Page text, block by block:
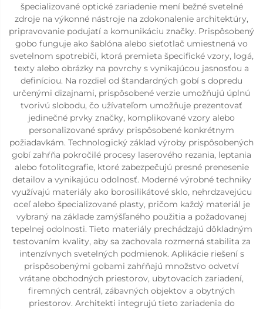
špecializované optické zariadenie mení bežné svetelné
zdroje na výkonné nástroje na zdokonalenie architektúry,
pripravovanie podujatí a komunikáciu značky. Prispôsobený
gobo funguje ako šablóna alebo sieťotlač umiestnená vo
svetelnom spotrebiči, ktorá premieta špecifické vzory, logá,
texty alebo obrázky na povrchy s vynikajúcou jasnosťou a
definíciou. Na rozdiel od štandardných gobí s dopredu
určenými dizajnami, prispôsobené verzie umožňujú úplnú
tvorivú slobodu, čo užívateľom umožňuje prezentovať
jedinečné prvky značky, komplikované vzory alebo
personalizované správy prispôsobené konkrétnym
požiadavkám. Technologický základ výroby prispôsobených
gobí zahŕňa pokročilé procesy laserového rezania, leptania
alebo fotolitografie, ktoré zabezpečujú presné prenesenie
detailov a vynikajúcu odolnosť. Moderné výrobné techniky
využívajú materiály ako borosilikátové sklo, nehrdzavejúcu
oceľ alebo špecializované plasty, pričom každý materiál je
vybraný na základe zamýšľaného použitia a požadovanej
tepelnej odolnosti. Tieto materiály prechádzajú dôkladným
testovaním kvality, aby sa zachovala rozmerná stabilita za
intenzívnych svetelných podmienok. Aplikácie riešení s
prispôsobenými gobami zahŕňajú množstvo odvetví
vrátane obchodných priestorov, ubytovacích zariadení,
firemných centrál, zábavných objektov a obytných
priestorov. Architekti integrujú tieto zariadenia do